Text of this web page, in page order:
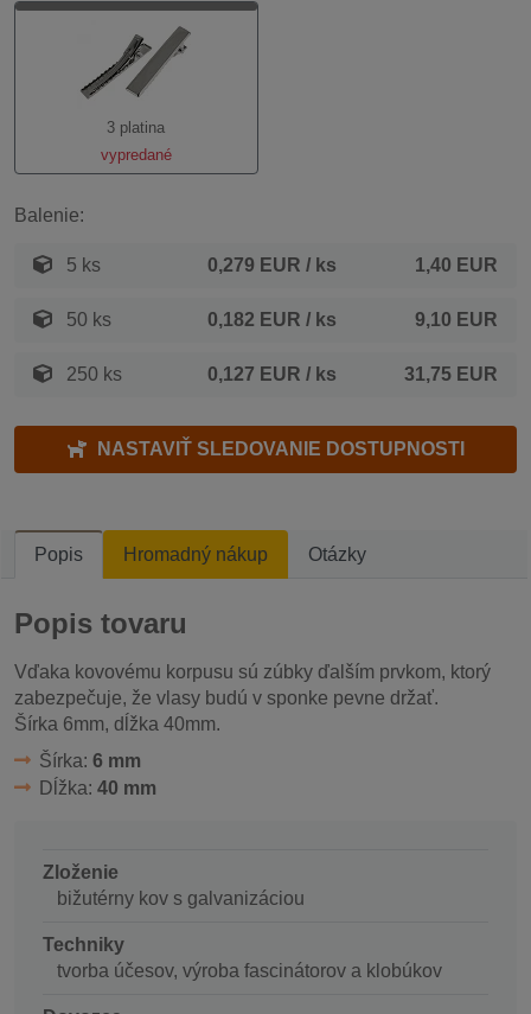
3 platina
vypredané
Balenie:
5 ks 0,279 EUR / ks 1,40 EUR
50 ks 0,182 EUR / ks 9,10 EUR
250 ks 0,127 EUR / ks 31,75 EUR
NASTAVIŤ SLEDOVANIE DOSTUPNOSTI
Popis Hromadný nákup Otázky
Popis tovaru
Vďaka kovovému korpusu sú zúbky ďalším prvkom, ktorý
zabezpečuje, že vlasy budú v sponke pevne držať.
Šírka 6mm, dĺžka 40mm.
Šírka: 6 mm
Dĺžka: 40 mm
Zloženie
bižutérny kov s galvanizáciou
Techniky
tvorba účesov, výroba fascinátorov a klobúkov